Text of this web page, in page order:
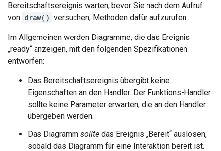
Bereitschaftsereignis warten, bevor Sie nach dem Aufruf
von draw() versuchen, Methoden dafür aufzurufen.
Im Allgemeinen werden Diagramme, die das Ereignis
„ready“ anzeigen, mit den folgenden Spezifikationen
entworfen:
Das Bereitschaftsereignis übergibt keine
Eigenschaften an den Handler. Der Funktions-Handler
sollte keine Parameter erwarten, die an den Handler
übergeben werden.
Das Diagramm sollte das Ereignis „Bereit“ auslösen,
sobald das Diagramm für eine Interaktion bereit ist.